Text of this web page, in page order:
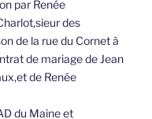
par Renée
des
de la rue du Cornet à
de mariage de Jean
de Renée
du Maine et